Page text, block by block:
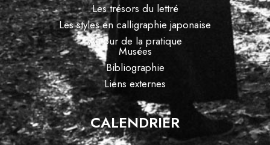
Les trésors du lettré
Les styles en calligraphie japonaise
Autour de la pratique
Musées
Bibliographie
Liens externes
CALENDRIER